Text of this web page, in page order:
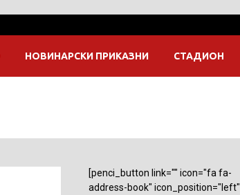
НОВИНАРСКИ ПРИКАЗНИ СТАДИОН
[penci_button link="" icon="fa fa-
address-book" icon_position="left"